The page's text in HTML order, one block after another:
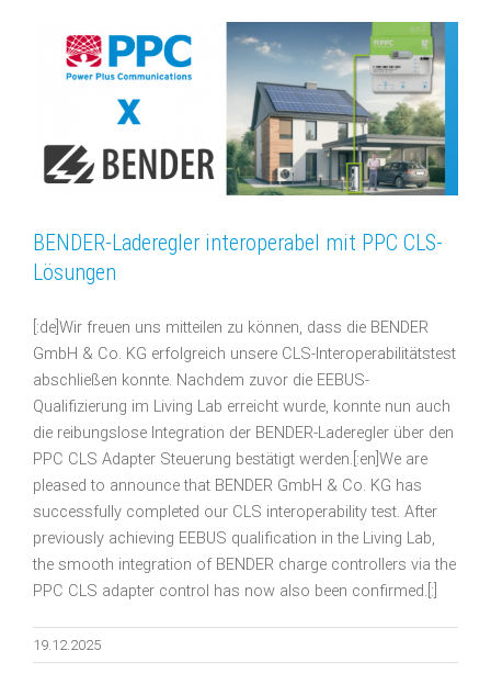
BENDER-Laderegler interoperabel mit PPC CLS-
Lösungen
[:de]Wir freuen uns mitteilen zu können, dass die BENDER
GmbH & Co. KG erfolgreich unsere CLS-Interoperabilitätstest
abschließen konnte. Nachdem zuvor die EEBUS-
Qualifizierung im Living Lab erreicht wurde, konnte nun auch
die reibungslose Integration der BENDER-Laderegler über den
PPC CLS Adapter Steuerung bestätigt werden.[:en]We are
pleased to announce that BENDER GmbH & Co. KG has
successfully completed our CLS interoperability test. After
previously achieving EEBUS qualification in the Living Lab,
the smooth integration of BENDER charge controllers via the
PPC CLS adapter control has now also been confirmed.[:]
19.12.2025